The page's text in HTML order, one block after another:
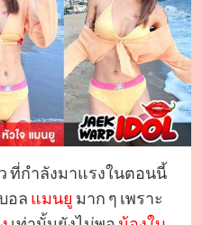
ที่กำลังมาแรงในตอนนี้
อล แมนยู มาก ๆ เพราะ